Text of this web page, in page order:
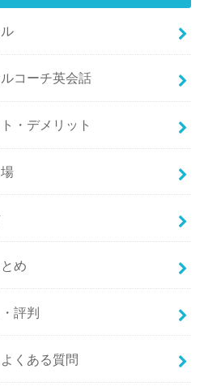
コーチ英会話
・デメリット
め
評判
くある質問